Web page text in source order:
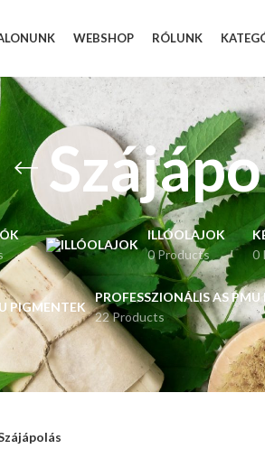
WEBSHOP RÓLUNK
ILLÓOLAJOK
0 Products
0
PROFESSZIONÁLIS AS
22 Products